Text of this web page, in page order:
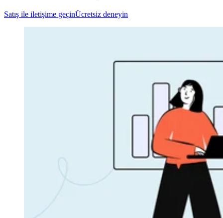
Satış ile iletişime geçinÜcretsiz deneyin